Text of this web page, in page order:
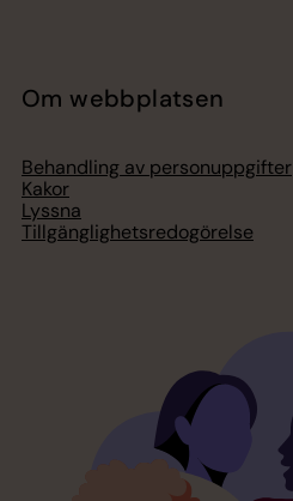
Om webbplatsen
Behandling av personuppgifter
Kakor
Lyssna
Tillgänglighetsredogörelse